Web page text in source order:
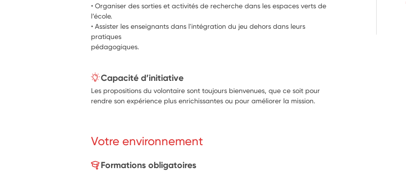
• Organiser des sorties et activités de recherche dans les espaces verts de
l’école.
• Assister les enseignants dans l'intégration du jeu dehors dans leurs
pratiques
pédagogiques.
Capacité d’initiative
Les propositions du volontaire sont toujours bienvenues, que ce soit pour
rendre son expérience plus enrichissantes ou pour améliorer la mission.
Votre environnement
Formations obligatoires